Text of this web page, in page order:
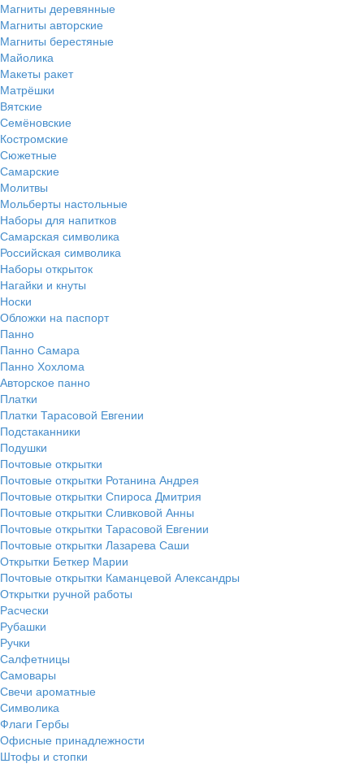
Магниты деревянные
Магниты авторские
Магниты берестяные
Майолика
Макеты ракет
Матрёшки
Вятские
Семёновские
Костромские
Сюжетные
Самарские
Молитвы
Мольберты настольные
Наборы для напитков
Самарская символика
Российская символика
Наборы открыток
Нагайки и кнуты
Носки
Обложки на паспорт
Панно
Панно Самара
Панно Хохлома
Авторское панно
Платки
Платки Тарасовой Евгении
Подстаканники
Подушки
Почтовые открытки
Почтовые открытки Ротанина Андрея
Почтовые открытки Спироса Дмитрия
Почтовые открытки Сливковой Анны
Почтовые открытки Тарасовой Евгении
Почтовые открытки Лазарева Саши
Открытки Беткер Марии
Почтовые открытки Каманцевой Александры
Открытки ручной работы
Расчески
Рубашки
Ручки
Салфетницы
Самовары
Свечи ароматные
Символика
Флаги Гербы
Офисные принадлежности
Штофы и стопки